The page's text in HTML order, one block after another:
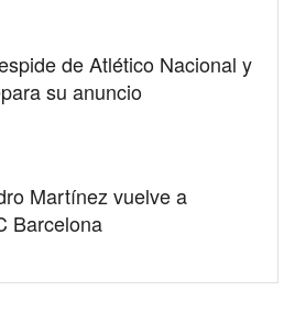
de Atlético Nacional y
su anuncio
Martínez vuelve a
Barcelona